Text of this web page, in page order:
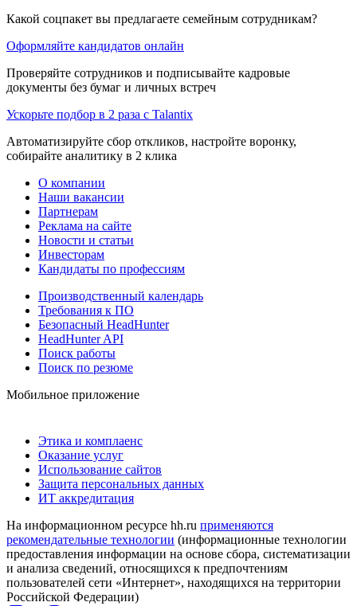
Какой соцпакет вы предлагаете семейным сотрудникам?
Оформляйте кандидатов онлайн
Проверяйте сотрудников и подписывайте кадровые
документы без бумаг и личных встреч
Ускорьте подбор в 2 раза с Talantix
Автоматизируйте сбор откликов, настройте воронку,
собирайте аналитику в 2 клика
О компании
Наши вакансии
Партнерам
Реклама на сайте
Новости и статьи
Инвесторам
Кандидаты по профессиям
Производственный календарь
Требования к ПО
Безопасный HeadHunter
HeadHunter API
Поиск работы
Поиск по резюме
Мобильное приложение
Этика и комплаенс
Оказание услуг
Использование сайтов
Защита персональных данных
ИТ аккредитация
На информационном ресурсе hh.ru применяются
рекомендательные технологии (информационные технологии
предоставления информации на основе сбора, систематизации
и анализа сведений, относящихся к предпочтениям
пользователей сети «Интернет», находящихся на территории
Российской Федерации)